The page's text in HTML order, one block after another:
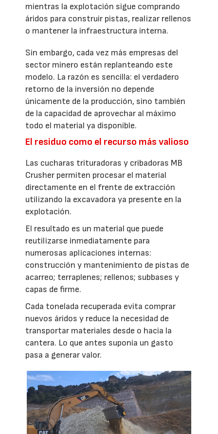
mientras la explotación sigue comprando
áridos para construir pistas, realizar rellenos
o mantener la infraestructura interna.
Sin embargo, cada vez más empresas del
sector minero están replanteando este
modelo. La razón es sencilla: el verdadero
retorno de la inversión no depende
únicamente de la producción, sino también
de la capacidad de aprovechar al máximo
todo el material ya disponible.
El residuo como el recurso más valioso
Las cucharas trituradoras y cribadoras MB
Crusher permiten procesar el material
directamente en el frente de extracción
utilizando la excavadora ya presente en la
explotación.
El resultado es un material que puede
reutilizarse inmediatamente para
numerosas aplicaciones internas:
construcción y mantenimiento de pistas de
acarreo; terraplenes; rellenos; subbases y
capas de firme.
Cada tonelada recuperada evita comprar
nuevos áridos y reduce la necesidad de
transportar materiales desde o hacia la
cantera. Lo que antes suponía un gasto
pasa a generar valor.